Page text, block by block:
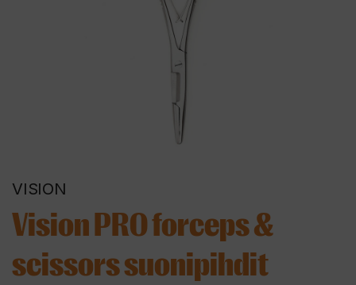
VISION
Vision PRO forceps &
scissors suonipihdit